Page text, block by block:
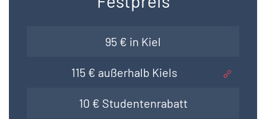
95 € in Kiel
115 € außerhalb Kiels
10 € Studentenrabatt